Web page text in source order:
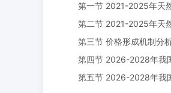
第一节 2021-2025年天
第二节 2021-2025年天
第三节 价格形成机制分
第四节 2026-2028年我
第五节 2026-2028年我